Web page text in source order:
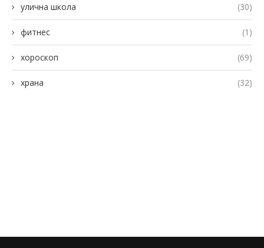
улична школа (30)
фитнес (1)
хороскоп (69)
храна (32)